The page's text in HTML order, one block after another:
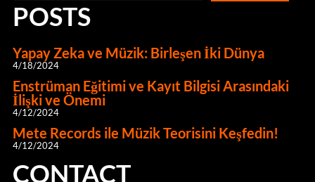
POSTS
Yapay Zeka ve Müzik: Birleşen İki Dünya
4/18/2024
Enstrüman Eğitimi ve Kayıt Bilgisi Arasındaki
İlişki ve Önemi
4/12/2024
Mete Records ile Müzik Teorisini Keşfedin!
4/12/2024
CONTACT